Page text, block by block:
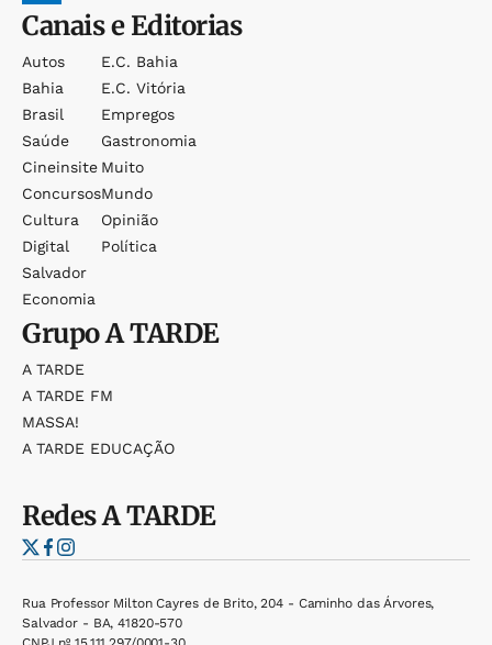
Canais e Editorias
Autos
Bahia
Brasil
Saúde
Cineinsite
Concursos
Cultura
Digital
Salvador
Economia
E.c. Bahia
E.c. Vitória
Empregos
Gastronomia
Muito
Mundo
Opinião
Política
GrupoA TARDE
A TARDE
A TARDE FM
MASSA!
A TARDE EDUCAÇÃO
RedesA TARDE
Rua Professor Milton Cayres de Brito, 204 - Caminho das Árvores,
Salvador - BA, 41820-570